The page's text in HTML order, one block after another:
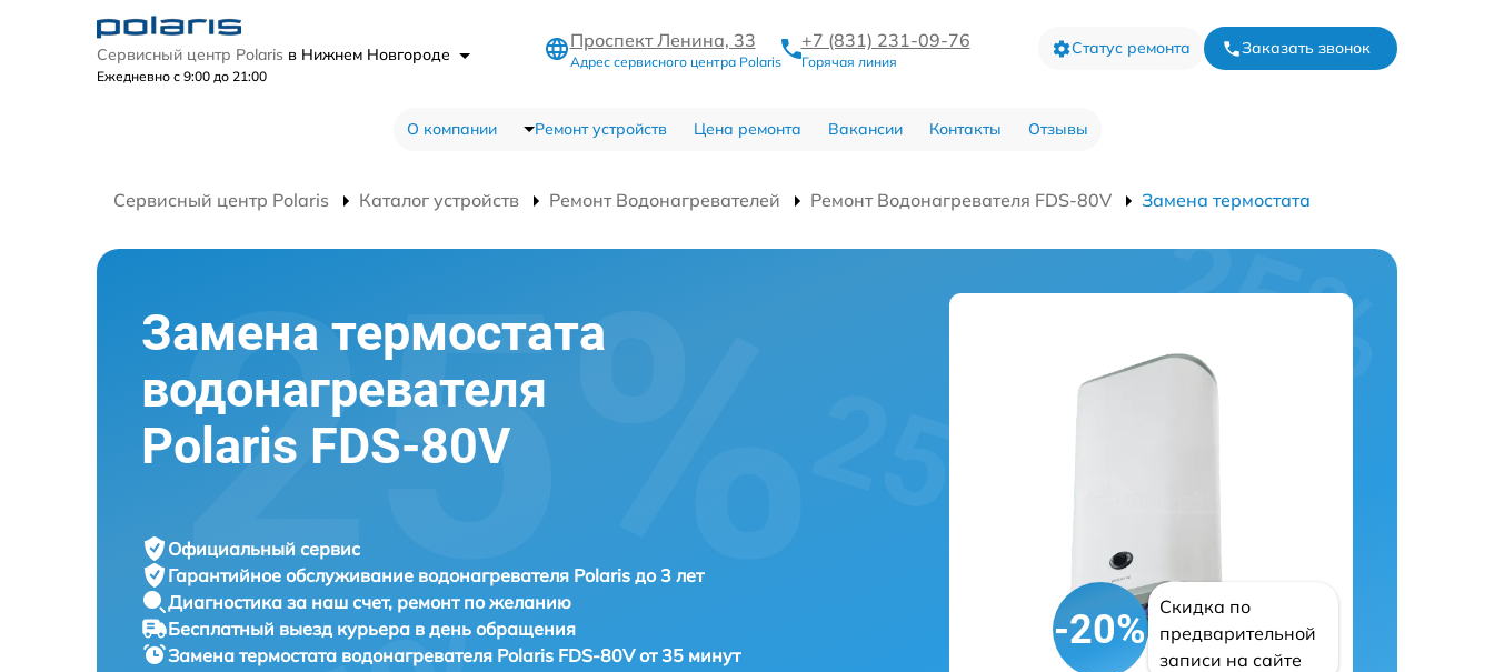
Сервисный центр Polaris в Нижнем Новгороде
Ежедневно с 9:00 до 21:00
Проспект Ленина, 33
Адрес сервисного центра Polaris
+7 (831) 231-09-76
Горячая линия
Статус ремонта Заказать звонок
О компании Ремонт устройств Цена ремонта Вакансии Контакты Отзывы
Сервисный центр Polaris Каталог устройств Ремонт Водонагревателей Ремонт Водонагревателя FDS-80V Замена термостата
Замена термостата
водонагревателя
Polaris FDS-80V
Официальный сервис
Гарантийное обслуживание водонагревателя Polaris до 3 лет
Диагностика за наш счет, ремонт по желанию
Бесплатный выезд курьера в день обращения
Замена термостата водонагревателя Polaris FDS-80V от 35 минут
-20%
Скидка по
предварительной
записи на сайте